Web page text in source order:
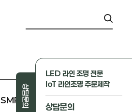
상담문의
LED 라인 조명 전문
IoT 라인조명 주문제작
상담문의
SMPS 외